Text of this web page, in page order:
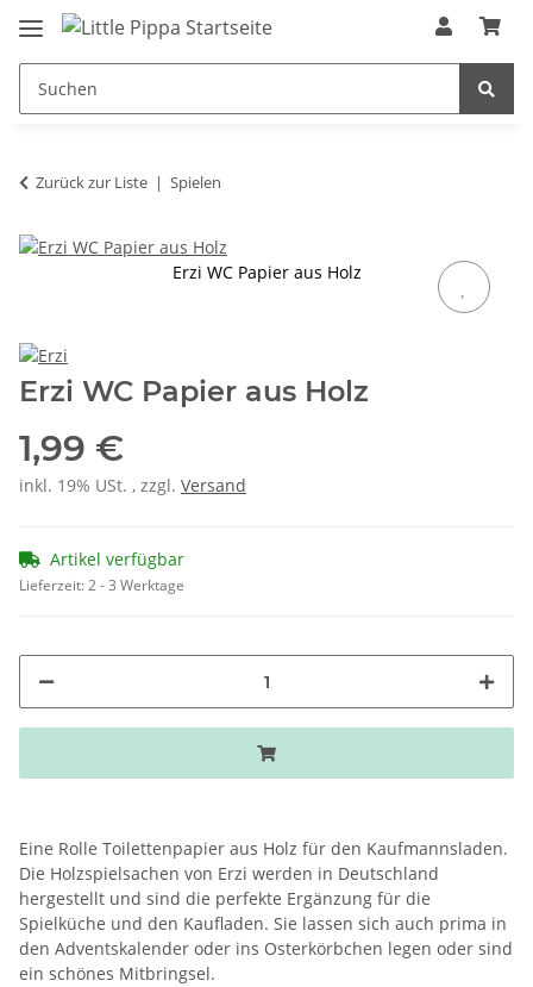
Zum Hauptinhalt springen
springen
Zurück zur Liste Spielen
Erzi WC Papier aus Holz
Erzi WC Papier aus Holz
1,99 €
inkl. 19% USt. , zzgl. Versand
Artikel verfügbar
Lieferzeit:2 - 3 Werktage
Eine Rolle Toilettenpapier aus Holz für den Kaufmannsladen.
Die Holzspielsachen von Erzi werden in Deutschland
hergestellt und sind die perfekte Ergänzung für die
Spielküche und den Kaufladen. Sie lassen sich auch prima in
den Adventskalender oder ins Osterkörbchen legen oder sind
ein schönes Mitbringsel.